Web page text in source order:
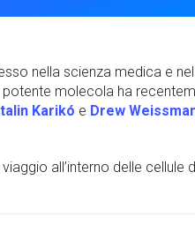
nella scienza medica e
molecola ha
Karikó e Drew
all’interno delle